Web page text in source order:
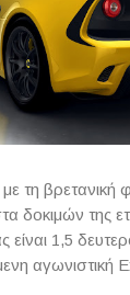
τη βρετανική
δοκιμών της
είναι 1,5
αγωνιστική